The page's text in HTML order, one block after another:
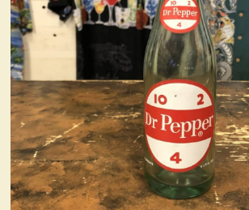
LIFE誌 企業広告切り抜き
ファイヤーキング他
コカコーラ・グッズ
カンパニー・グッズ
キャラクター・グッズ